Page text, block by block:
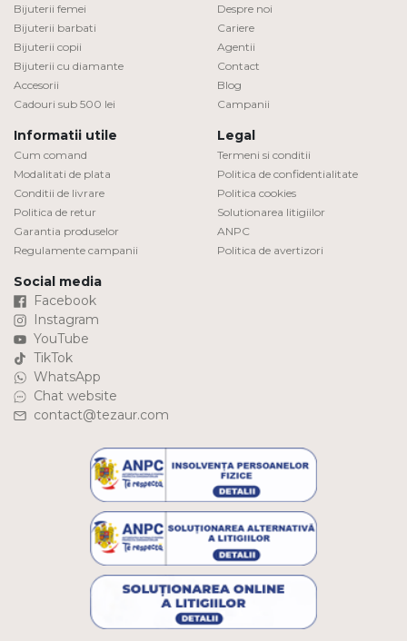
Bijuterii femei
Bijuterii barbati
Bijuterii copii
Bijuterii cu diamante
Accesorii
Cadouri sub 500 lei
Despre noi
Cariere
Agentii
Contact
Blog
Campanii
Informatii utile
Cum comand
Modalitati de plata
Conditii de livrare
Politica de retur
Garantia produselor
Regulamente campanii
Legal
Termeni si conditii
Politica de confidentialitate
Politica cookies
Solutionarea litigiilor
ANPC
Politica de avertizori
Social media
Facebook
Instagram
YouTube
TikTok
WhatsApp
Chat website
contact@tezaur.com